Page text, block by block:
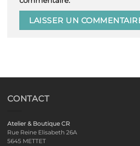
CONTACT
Atelier & Boutique CR
Rue Reine Elisabeth 26A
5645 METTET